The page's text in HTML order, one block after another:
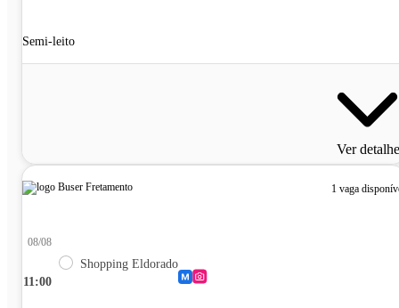
Semi-leito
Ver
1 vaga
11:00
08/08
Shopping Eldorado